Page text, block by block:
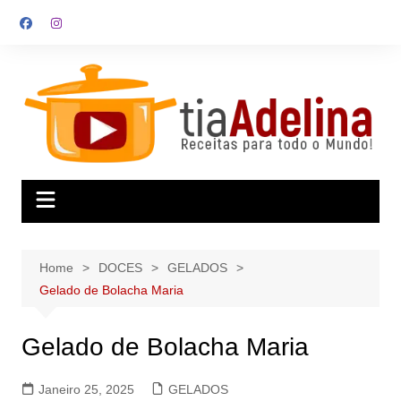
Home DOCES
GELADOS
Gelado de Bolacha Maria
Gelado de Bolacha Maria
Janeiro 25, 2025 GELADOS